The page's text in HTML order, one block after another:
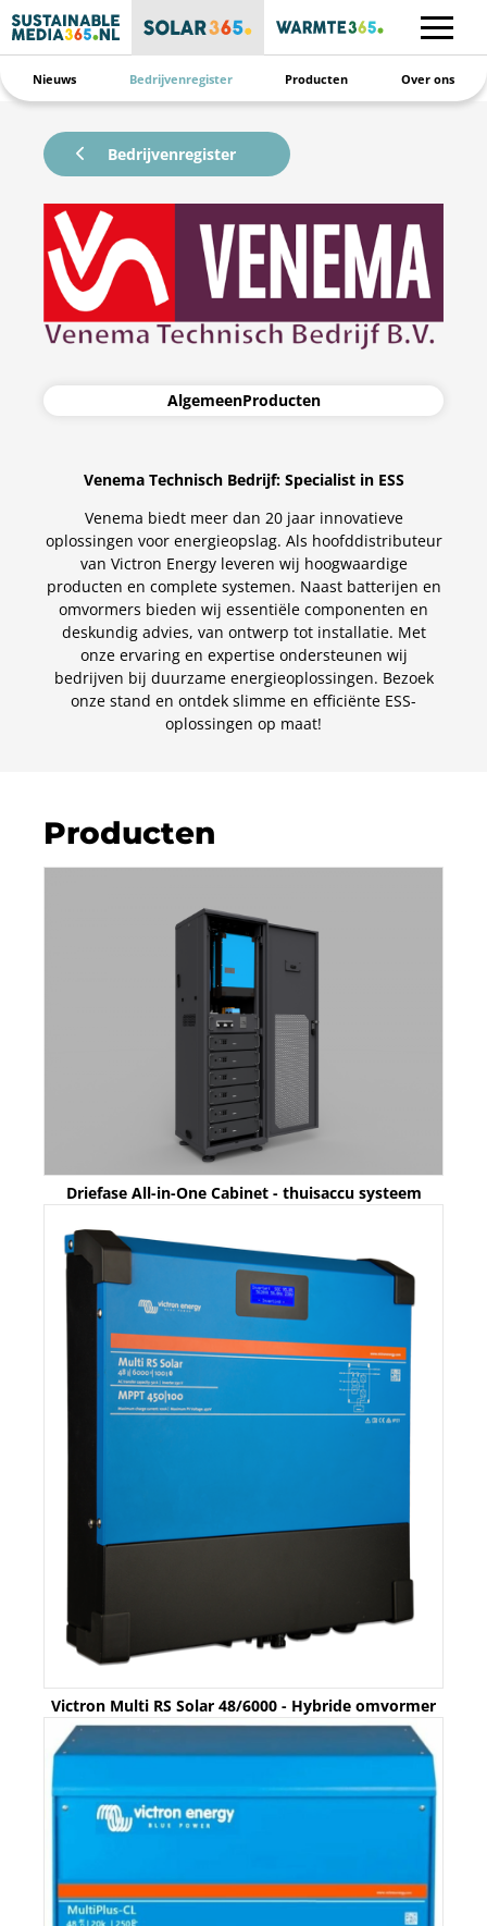
Nieuws Bedrijvenregister Producten Over ons
Bedrijvenregister
AlgemeenProducten
Venema Technisch Bedrijf: Specialist in ESS
Venema biedt meer dan 20 jaar innovatieve
oplossingen voor energieopslag. Als hoofddistributeur
van Victron Energy leveren wij hoogwaardige
producten en complete systemen. Naast batterijen en
omvormers bieden wij essentiële componenten en
deskundig advies, van ontwerp tot installatie. Met
onze ervaring en expertise ondersteunen wij
bedrijven bij duurzame energieoplossingen. Bezoek
onze stand en ontdek slimme en efficiënte ESS-
oplossingen op maat!
Producten
Driefase All-in-One Cabinet - thuisaccu systeem
Victron Multi RS Solar 48/6000 - Hybride omvormer